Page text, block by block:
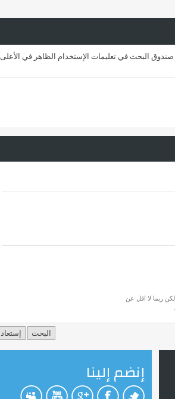
البحث في تعليمات الإستخدام الظاهر في الأعلى
ربما لا اقل عن
إنضم إلينا